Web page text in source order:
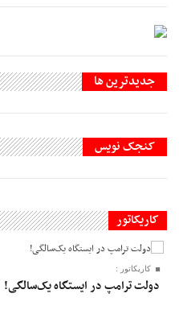
جديدترين ها
کنجک نویس
کاریکاتور
کاریکاتور :
دولت ترامپ در ایستگاه یک‌سالگی!